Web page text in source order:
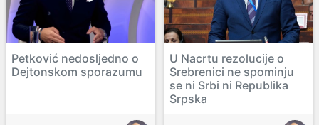
Petković nedosljedno o
Dejtonskom sporazumu
U Nacrtu rezolucije o
Srebrenici ne spominju
se ni Srbi ni Republika
Srpska